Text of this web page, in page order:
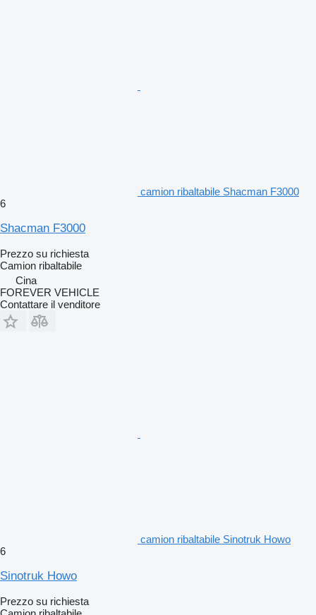
camion ribaltabile Shacman F3000
6
Shacman F3000
Prezzo su richiesta
Camion ribaltabile
Cina
FOREVER VEHICLE
Contattare il venditore
camion ribaltabile Sinotruk Howo
6
Sinotruk Howo
Prezzo su richiesta